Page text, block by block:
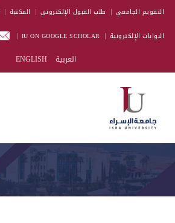
التقويم الجامعي طلب القبول الإلكتروني المكتبة
البوابات الإلكترونية IU ON GOOGLE SCHOLAR
العربية ENGLISH